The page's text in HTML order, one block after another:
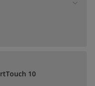
rtTouch 10